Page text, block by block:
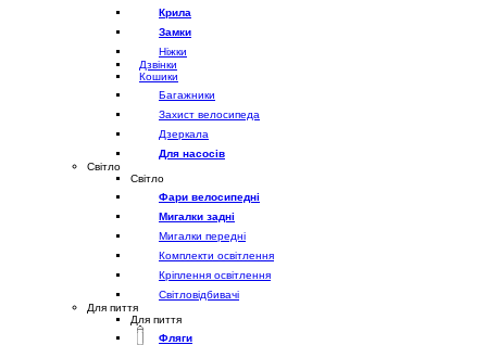
Крила
Замки
Ніжки
Дзвінки
Кошики
Багажники
Захист велосипеда
Дзеркала
Для насосів
Світло
Світло
Фари велосипедні
Мигалки задні
Мигалки передні
Комплекти освітлення
Кріплення освітлення
Світловідбивачі
Для пиття
Для пиття
Фляги